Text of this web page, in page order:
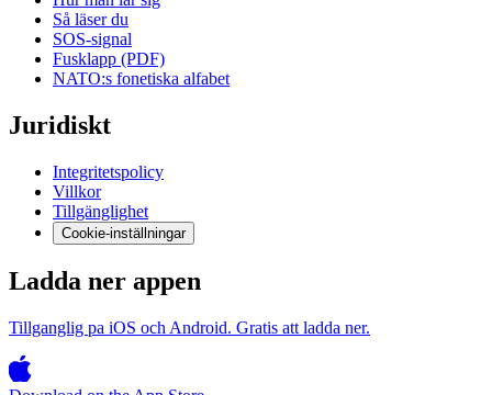
Så läser du
SOS-signal
Fusklapp (PDF)
NATO:s fonetiska alfabet
Juridiskt
Integritetspolicy
Villkor
Tillgänglighet
Cookie-inställningar
Ladda ner appen
Tillganglig pa iOS och Android. Gratis att ladda ner.